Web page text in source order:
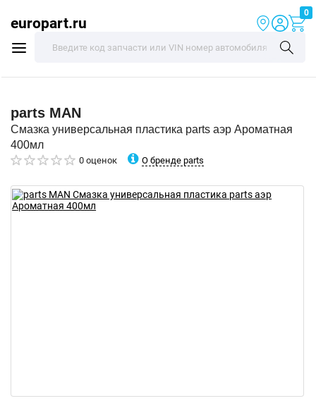
europart.ru
0
parts MAN
Смазка универсальная пластика parts аэр Ароматная
400мл
0 оценок О бренде parts